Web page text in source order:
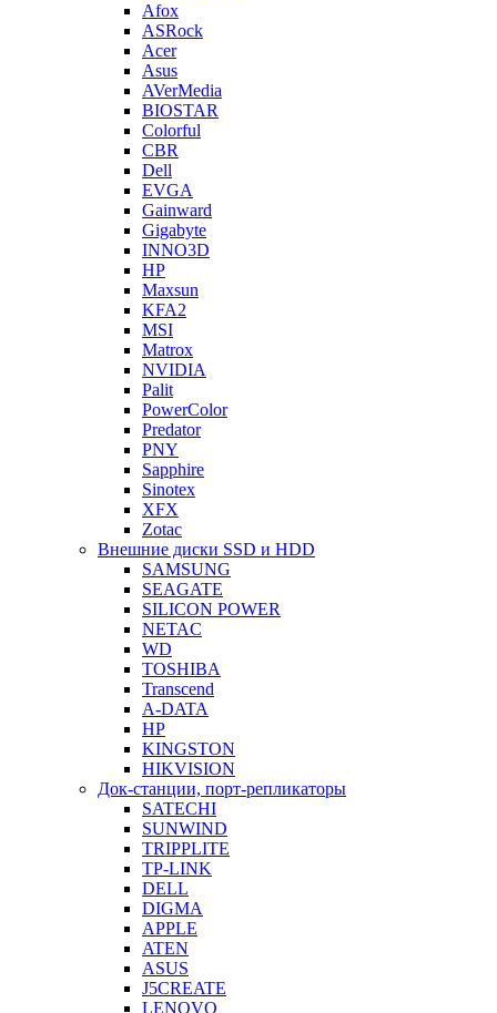
Afox
ASRock
Acer
Asus
AVerMedia
BIOSTAR
Colorful
CBR
Dell
EVGA
Gainward
Gigabyte
INNO3D
HP
Maxsun
KFA2
MSI
Matrox
NVIDIA
Palit
PowerColor
Predator
PNY
Sapphire
Sinotex
XFX
Zotac
Внешние диски SSD и HDD
SAMSUNG
SEAGATE
SILICON POWER
NETAC
WD
TOSHIBA
Transcend
A-DATA
HP
KINGSTON
HIKVISION
Док-станции, порт-репликаторы
SATECHI
SUNWIND
TRIPPLITE
TP-LINK
DELL
DIGMA
APPLE
ATEN
ASUS
J5CREATE
LENOVO